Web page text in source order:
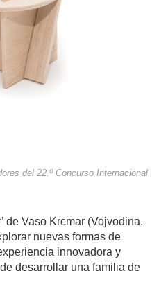
del 22.º Concurso Internacional
de Vaso Krcmar (Vojvodina,
nuevas formas de
innovadora y
desarrollar una familia de